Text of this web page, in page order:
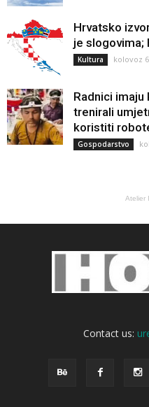
Hrvatsko
je slogovima;
Kultura kolovoz
Radnici imaju
trenirali
koristiti
Gospodarstvo
Atelier
Contact us: